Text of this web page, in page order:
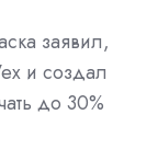
заявил,
и создал
до 30%